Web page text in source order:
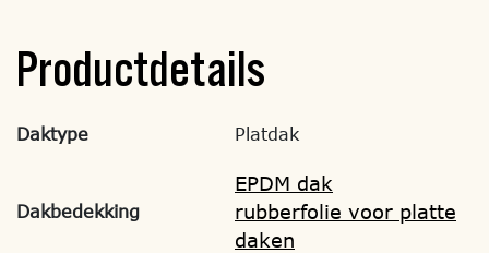
Productdetails
Daktype Platdak
Dakbedekking
EPDM dak
rubberfolie voor platte
daken